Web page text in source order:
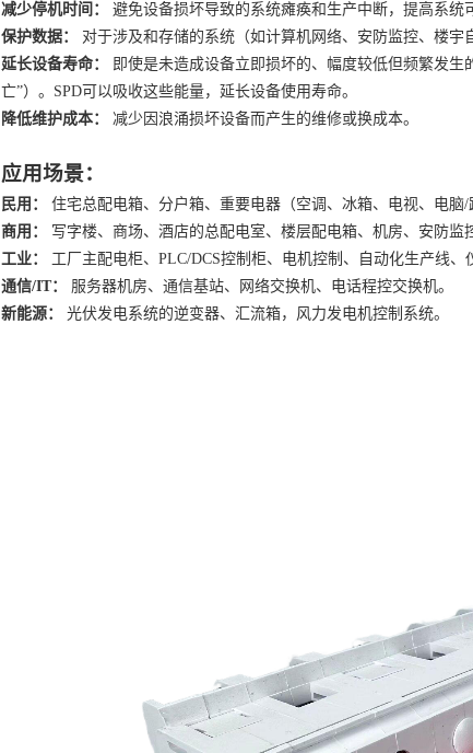
减少停机时间：
避免设备损坏导致的系统瘫痪和生产中断，提高系统
保护数据：
对于涉及和存储的系统（如计算机网络、安防监控、楼宇
延长设备寿命：
即使是未造成设备立即损坏的、幅度较低但频繁发
亡”）。SPD可以吸收这些能量，延长设备使用寿命。
降低维护成本：
减少因浪涌损坏设备而产生的维修或换成本。
应用场景：
民用： 住宅总配电箱、分户箱、重要电器（空调、冰箱、电视、电脑/
商用：
写字楼、商场、酒店的总配电室、楼层配电箱、机房、安防监
工业：
工厂主配电柜、 PLC/DCS控制柜、电机控制、自动化生产线、
通信/IT：
服务器机房、通信基站、网络交换机、电话程控交换机。
新能源：
光伏发电系统的逆变器、汇流箱，风力发电机控制系统。